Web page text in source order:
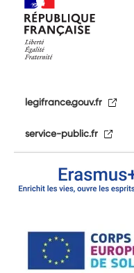
legifrance.gouv.fr
service-public.fr